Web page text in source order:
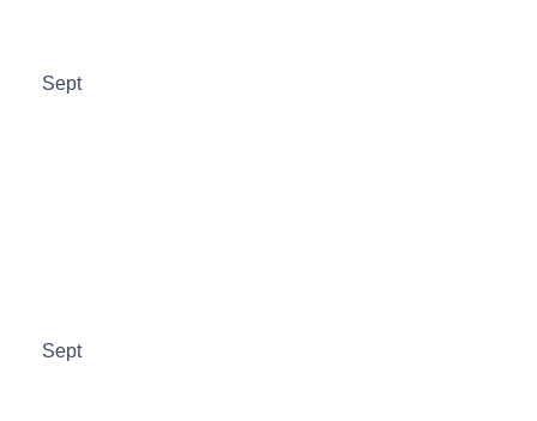
Sept
Sept